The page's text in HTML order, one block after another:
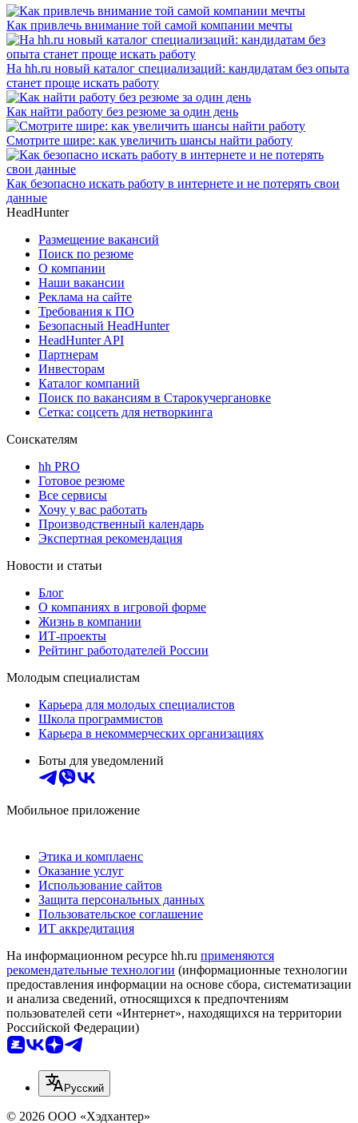
Как привлечь внимание той самой компании мечты
На hh.ru новый каталог специализаций: кандидатам без опыта
станет проще искать работу
Как найти работу без резюме за один день
Смотрите шире: как увеличить шансы найти работу
Как безопасно искать работу в интернете и не потерять свои
данные
HeadHunter
Размещение вакансий
Поиск по резюме
О компании
Наши вакансии
Реклама на сайте
Требования к ПО
Безопасный HeadHunter
HeadHunter API
Партнерам
Инвесторам
Каталог компаний
Поиск по вакансиям в Старокучергановке
Сетка: соцсеть для нетворкинга
Соискателям
hh PRO
Готовое резюме
Все сервисы
Хочу у вас работать
Производственный календарь
Экспертная рекомендация
Новости и статьи
Блог
О компаниях в игровой форме
Жизнь в компании
ИТ-проекты
Рейтинг работодателей России
Молодым специалистам
Карьера для молодых специалистов
Школа программистов
Карьера в некоммерческих организациях
Боты для уведомлений
Мобильное приложение
Этика и комплаенс
Оказание услуг
Использование сайтов
Защита персональных данных
Пользовательское соглашение
ИТ аккредитация
На информационном ресурсе hh.ru применяются
рекомендательные технологии (информационные технологии
предоставления информации на основе сбора, систематизации
и анализа сведений, относящихся к предпочтениям
пользователей сети «Интернет», находящихся на территории
Российской Федерации)
Русский
© 2026 ООО «Хэдхантер»